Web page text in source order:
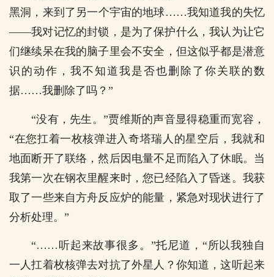
黑洞，来到了另一个宇宙的地球……我知道我的失忆
――我对记忆的封锁，是为了保护什么，我认为让它
们继续呆在我的脑子里会不安全，但这似乎都是潜意
识的动作，我不知道我是否也删除了你关联的数
据……我删除了吗？”
“没有，先生。”贾维斯的声音显得稳重而宽容，
“在您扛着一枚核弹进入奇塔瑞人的星空后，我就和
地面断开了联络，然后因电量不足而陷入了休眠。当
我第一次在钢衣里醒来时，您已经陷入了昏迷。我获
取了一些来自方舟反应炉的能量，紧急对现状进行了
分析处理。”
“……听起来故事很多。”托尼道，“所以我独自
一人扛着枚核弹去对抗了外星人？你知道，这听起来